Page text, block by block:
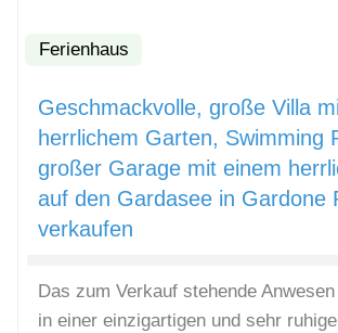
Ferienhaus
Geschmackvolle, große Villa
herrlichem Garten, Swimming
großer Garage mit einem
auf den Gardasee in Gardone
verkaufen
Das zum Verkauf stehende
in einer einzigartigen und sehr